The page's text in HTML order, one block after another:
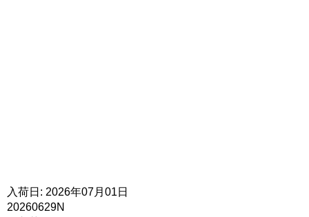
入荷日: 2026年07月01日
20260629N